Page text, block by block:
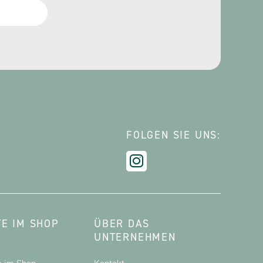
FOLGEN SIE UNS:
IM SHOP
ÜBER DAS
UNTERNEHMEN